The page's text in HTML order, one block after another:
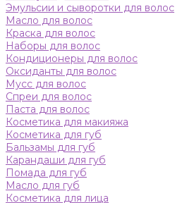
Эмульсии и сыворотки для волос
Масло для волос
Краска для волос
Наборы для волос
Кондиционеры для волос
Оксиданты для волос
Мусс для волос
Спреи для волос
Паста для волос
Косметика для макияжа
Косметика для губ
Бальзамы для губ
Карандаши для губ
Помада для губ
Масло для губ
Косметика для лица